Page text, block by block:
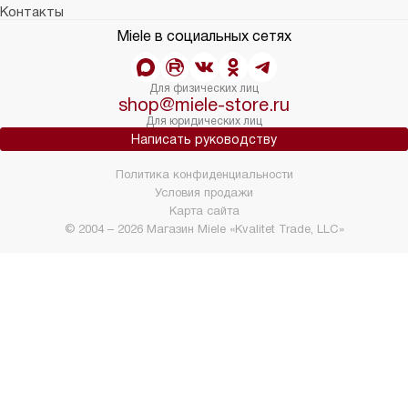
Контакты
Miele в социальных сетях
Для физических лиц
shop@miele-store.ru
Для юридических лиц
Написать руководству
© 2004 – 2026 Магазин Miele «Kvalitet Trade, LLC»
Политика конфиденциальности
Условия продажи
Карта сайта